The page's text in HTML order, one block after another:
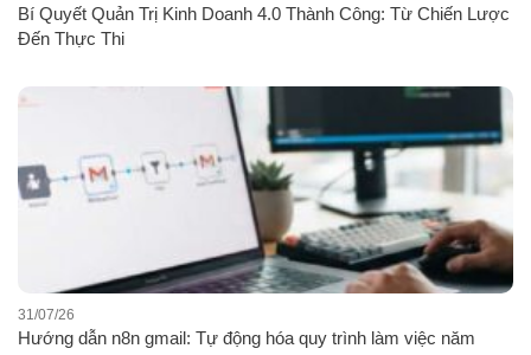
Bí Quyết Quản Trị Kinh Doanh 4.0 Thành Công: Từ Chiến Lược
Đến Thực Thi
Hướng dẫn n8n gmail: Tự động hóa quy trình làm việc năm
31/07/26